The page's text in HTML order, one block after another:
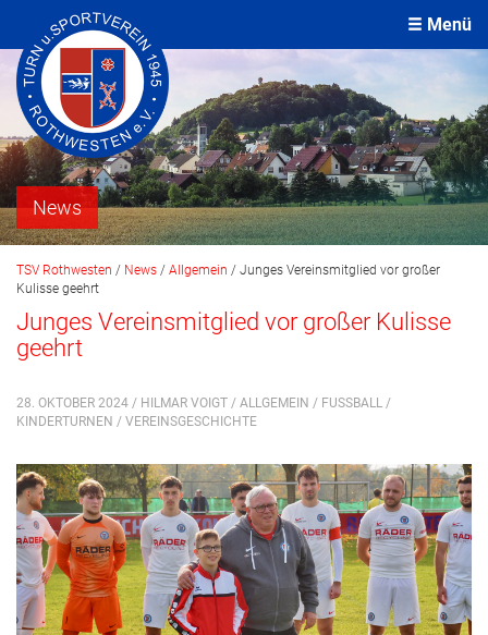
Menü
News
TSV Rothwesten / News / Allgemein / Junges Vereinsmitglied vor großer
Kulisse geehrt
Junges Vereinsmitglied vor großer Kulisse
geehrt
28. OKTOBER 2024 / HILMAR VOIGT / ALLGEMEIN / FUSSBALL
/
KINDERTURNEN / VEREINSGESCHICHTE